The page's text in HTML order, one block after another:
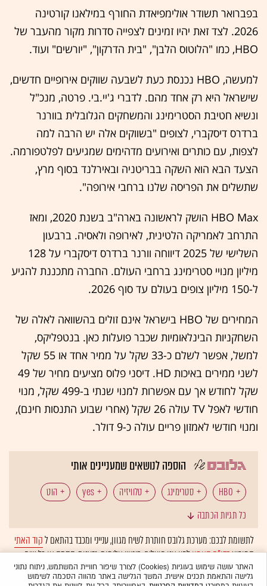
בפברואר תשודר אולימפיאדת החורף במילאנו קורטינה
2026. לצד זאת יהיו זמינים לצפייה סדרות מקור מהעבר של
HBO, כמו "הלוטוס הלבן", "בית הדרקון", "יורשים" ועוד.
למעשה, HBO נכנסת כעת לשבעה שווקים אירופיים חדשים,
שישראל היא רק אחד מהם. לדברי ג'יי.בי. פרטה, מנכ"ל
ונשיא חטיבת הסטרימינג והמשחקים הגלובלית בוורנר
ברדרס דיסקברי, לצופים "בשווקים אלה יש הרבה למה
לצפות, עם כותרים ואירועים מדהימים שמגיעים לפלטפורמה.
הצעד הבא הוא השקה בבריטניה ובאירלנד בסוף מרץ,
שתשלים את הפריסה שלנו ברחבי אירופה".
HBO Max הושק לראשונה בארה"ב בשנת 2020, ומאז
התרחב לאמריקה הלטינית, לאירופה ולאסיה. ברבעון
השלישי של 2025 דיווחה וורנר ברדרס דיסקברי על 128
מיליון מנויי סטרימינג ברחבי העולם. החברה מתכננת להגיע
ל-150 מיליון צופים בעולם עד סוף 2026.
המחירים של HBO בישראל אינם זולים בהשוואה לאלה של
השחקניות הבינלאומיות שכבר פועלות כאן. בנטפליקס,
למשל, אפשר לשלם כ-33 שקל על ממיר אחד או 55 שקל
לשני ממירים באיכות HD. דיסני פלוס מציעים מחיר של 49
שקל לחודש אך עם אפשרות למנוי שנתי ב-499 שקל, מנוי
חודשי לאפל TV עולה 26 שקל (אחרי שבוע התנסות חינם),
ומנוי חודשי לאמזון פריים עולה כ-9 דולר.
הוספה לנושאים שמעניינים אותי
HBO סטרימינג טלוויזיה yes הוט
כל תגיות הכתבה
לתשומת לבכם: מערכת גלובס חותרת לשיח מגוון, ענייני ומכבד בהתאם לקוד האתי
המופיעבדו"ח האמוןלפיו אנו פועלים. ביטויי אלימות, גזענות, הסתה או כל שיח
בלתי הולם אחר מסוננים בצורהאוטומטיתולא יפורסמו באתר.
האתר עושה שימוש בעוגיות (Cookies) לצורך שיפור חוויית המשתמש, ניתוח נתוני
גלישה והתאמת תכנים אישית. המשך הגלישה באתר מהווה הסכמה לשימוש